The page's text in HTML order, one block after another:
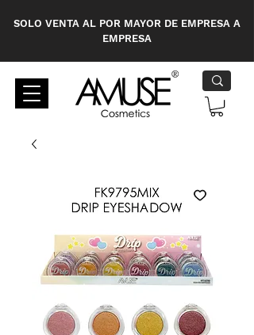
SOLO VENTA AL POR MAYOR DE EMPRESA A
EMPRESA